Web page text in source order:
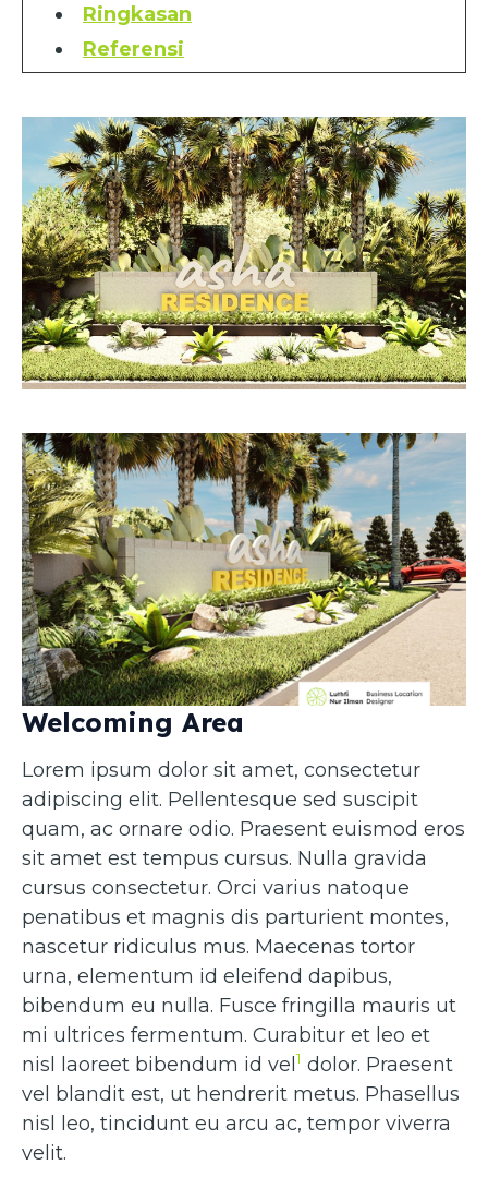
Ringkasan
Referensi
Welcoming Area
Lorem ipsum dolor sit amet, consectetur
adipiscing elit. Pellentesque sed suscipit
quam, ac ornare odio. Praesent euismod eros
sit amet est tempus cursus. Nulla gravida
cursus consectetur. Orci varius natoque
penatibus et magnis dis parturient montes,
nascetur ridiculus mus. Maecenas tortor
urna, elementum id eleifend dapibus,
bibendum eu nulla. Fusce fringilla mauris ut
mi ultrices fermentum. Curabitur et leo et
nisl laoreet bibendum id vel 1 dolor. Praesent
vel blandit est, ut hendrerit metus. Phasellus
nisl leo, tincidunt eu arcu ac, tempor viverra
velit.